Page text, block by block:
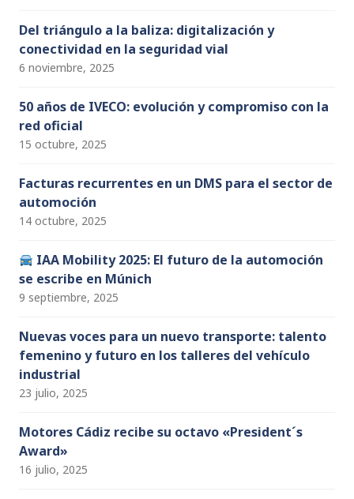
Del triángulo a la baliza: digitalización y
conectividad en la seguridad vial
6 noviembre, 2025
50 años de IVECO: evolución y compromiso con la
red oficial
15 octubre, 2025
Facturas recurrentes en un DMS para el sector de
automoción
14 octubre, 2025
IAA Mobility 2025: El futuro de la automoción
se escribe en Múnich
9 septiembre, 2025
Nuevas voces para un nuevo transporte: talento
femenino y futuro en los talleres del vehículo
industrial
23 julio, 2025
Motores Cádiz recibe su octavo «President´s
Award»
16 julio, 2025